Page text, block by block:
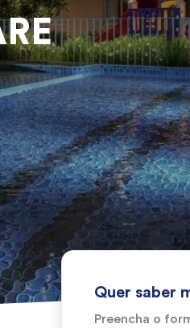
Quer saber
Preencha o